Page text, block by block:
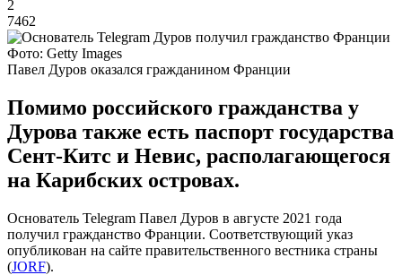
2
7462
Фото: Getty Images
Павел Дуров оказался гражданином Франции
Помимо российского гражданства у
Дурова также есть паспорт государства
Сент-Китс и Невис, располагающегося
на Карибских островах.
Основатель Telegram Павел Дуров в августе 2021 года
получил гражданство Франции. Соответствующий указ
опубликован на сайте правительственного вестника страны
(JORF).